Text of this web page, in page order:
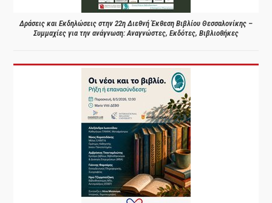
Δράσεις και Εκδηλώσεις στην 22η Διεθνή Έκθεση Βιβλίου Θεσσαλονίκης –
Συμμαχίες για την ανάγνωση: Αναγνώστες, Εκδότες, Βιβλιοθήκες